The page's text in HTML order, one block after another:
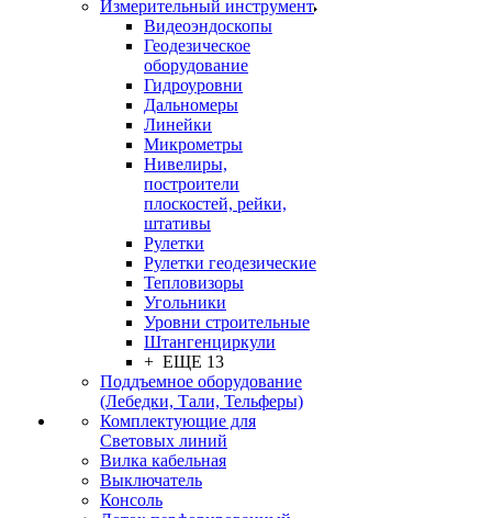
Измерительный инструмент
Видеоэндоскопы
Геодезическое
оборудование
Гидроуровни
Дальномеры
Линейки
Микрометры
Нивелиры,
построители
плоскостей, рейки,
штативы
Рулетки
Рулетки геодезические
Тепловизоры
Угольники
Уровни строительные
Штангенциркули
+ ЕЩЕ 13
Поддъемное оборудование
(Лебедки, Тали, Тельферы)
Комплектующие для
Световых линий
Вилка кабельная
Выключатель
Консоль